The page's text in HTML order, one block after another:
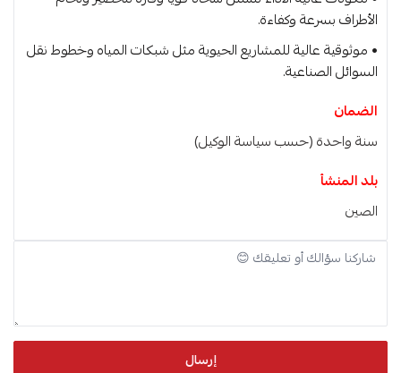
الأطراف بسرعة وكفاءة.
• موثوقية عالية للمشاريع الحيوية مثل شبكات المياه وخطوط نقل
السوائل الصناعية.
الضمان
سنة واحدة (حسب سياسة الوكيل)
بلد المنشأ
الصين
إرسال